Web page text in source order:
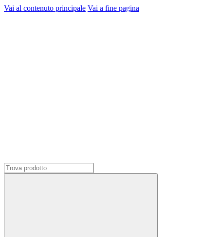
Vai al contenuto principale Vai a fine pagina